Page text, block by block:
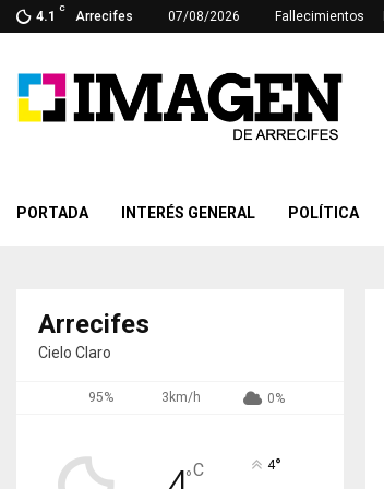
4.1
C
Arrecifes 07/08/2026 Fallecimientos
PORTADA INTERÉS GENERAL POLÍTICA
Arrecifes
Cielo Claro
95% 3km/h 0%
°C 4°